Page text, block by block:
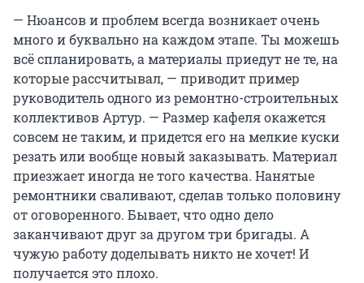
— Нюансов и проблем всегда возникает очень
много и буквально на каждом этапе. Ты можешь
всё спланировать, а материалы приедут не те, на
которые рассчитывал, — приводит пример
руководитель одного из ремонтно-строительных
коллективов Артур. — Размер кафеля окажется
совсем не таким, и придется его на мелкие куски
резать или вообще новый заказывать. Материал
приезжает иногда не того качества. Нанятые
ремонтники сваливают, сделав только половину
от оговоренного. Бывает, что одно дело
заканчивают друг за другом три бригады. А
чужую работу доделывать никто не хочет! И
получается это плохо.